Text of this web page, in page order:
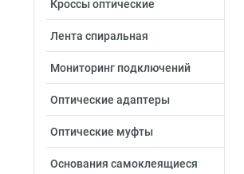
Кроссы оптические
Лента спиральная
Мониторинг подключений
Оптические адаптеры
Оптические муфты
Основания самоклеящиеся